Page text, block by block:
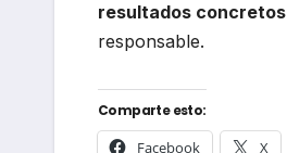
resultados concretos
responsable.
Comparte esto:
Facebook X